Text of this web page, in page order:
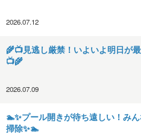
2026.07.12
🌾📺見逃し厳禁！いよいよ明日が
📺🌾
2026.07.09
🏊✨プール開きが待ち遠しい！み
掃除✨🏊